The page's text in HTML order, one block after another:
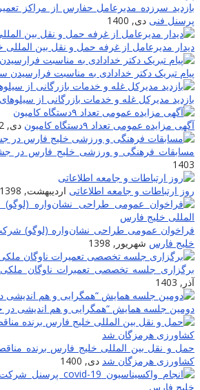
بازدید سرزده مدیرعامل حفارس از مراکز
پرسنل فنی دی, 1400
دیدار مدیرعامل از غرفه حمل و نقل بین
پیام تبریک دکتر خدادادی به مناسبت فرارسیدن
بازدید مدیرکل غله و خدمات بازرگانی از
آگهی مزایده عمومی تعداد ۹دستگاه کامیون
دی, 1402
مسابقات فرهنگی و ورزشی خلیج فارس در
1403
روز ارتباطات و جامعه اطلاعاتى اردیبهشت, 1398
فراخوان عمومی طراحی نشان‌واره (لوگو)
خلیج فارس شهریور, 1398
برگزاری جلسه تخصصی تعمیرات ناوگان
آذر, 1403
دومین جلسه همایش “همگرایی و هم اندیشی در
حمل و نقل بین المللی خلیج فارس برنده
کشاورزی هرمزگان شد دی, 1400